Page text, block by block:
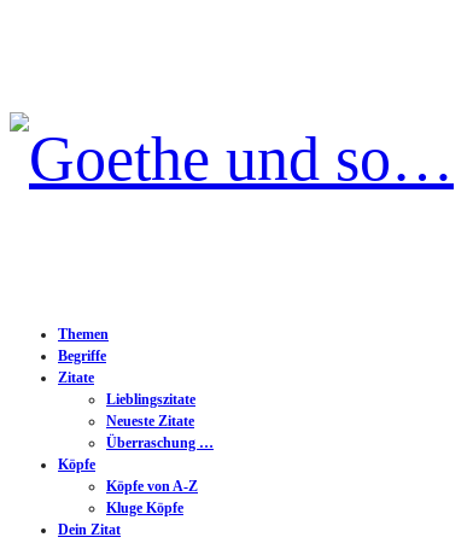
Goethe
so…
Themen
Begriffe
Zitate
Lieblingszitate
Neueste Zitate
Überraschung …
Köpfe
Köpfe von A-Z
Kluge Köpfe
Dein Zitat